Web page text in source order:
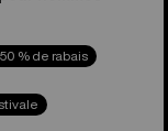
% de rabais